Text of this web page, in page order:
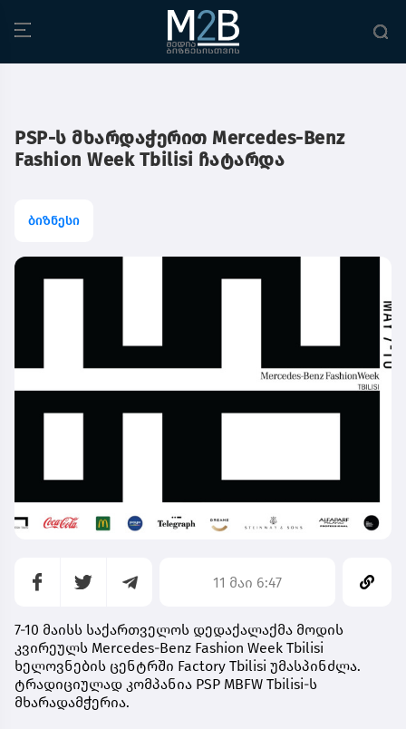
PSP-ს მხარდაჭერით Mercedes-Benz
Fashion Week Tbilisi ჩატარდა
ბიზნესი
11 მაი 6:47
7-10 მაისს საქართველოს დედაქალაქმა მოდის
კვირეულს Mercedes-Benz Fashion Week Tbilisi
ხელოვნების ცენტრში Factory Tbilisi უმასპინძლა.
ტრადიციულად კომპანია PSP MBFW Tbilisi-ს
მხარადამჭერია.